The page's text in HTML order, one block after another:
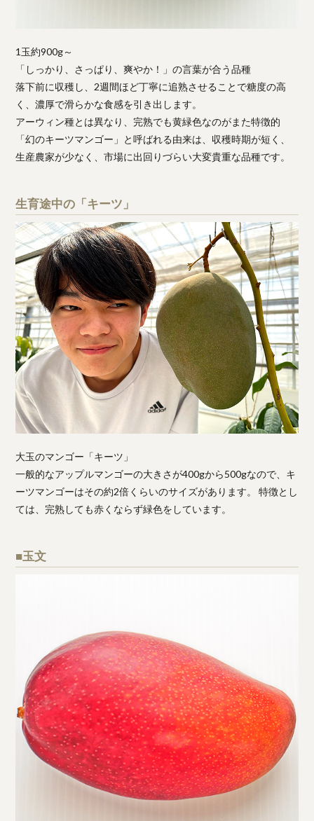
1玉約900g～
「しっかり、さっぱり、爽やか！」の言葉が合う品種
落下前に収穫し、2週間ほど丁寧に追熟させることで糖度の高
く、濃厚で滑らかな食感を引き出します。
アーウィン種とは異なり、完熟でも黄緑色なのがまた特徴的
「幻のキーツマンゴー」と呼ばれる由来は、収穫時期が短く、
生産農家が少なく、市場に出回りづらい大変貴重な品種です。
生育途中の「キーツ」
大玉のマンゴー「キーツ」
一般的なアップルマンゴーの大きさが400gから500gなので、キ
ーツマンゴーはその約2倍くらいのサイズがあります。 特徴とし
ては、完熟しても赤くならず緑色をしています。
■玉文